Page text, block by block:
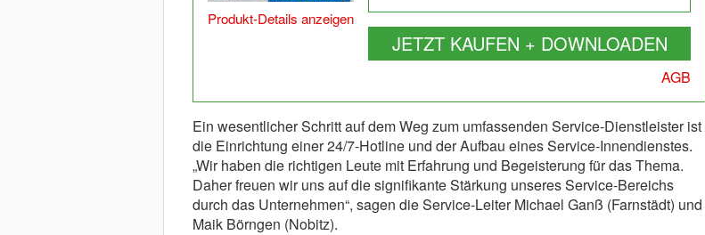
Produkt-Details anzeigen
JETZT KAUFEN + DOWNLOADEN
AGB
Ein wesentlicher Schritt auf dem Weg zum umfassenden Service-Dienstleister ist
die Einrichtung einer 24/7-Hotline und der Aufbau eines Service-Innendienstes.
„Wir haben die richtigen Leute mit Erfahrung und Begeisterung für das Thema.
Daher freuen wir uns auf die signifikante Stärkung unseres Service-Bereichs
durch das Unternehmen“, sagen die Service-Leiter Michael Ganß (Farnstädt) und
Maik Börngen (Nobitz).